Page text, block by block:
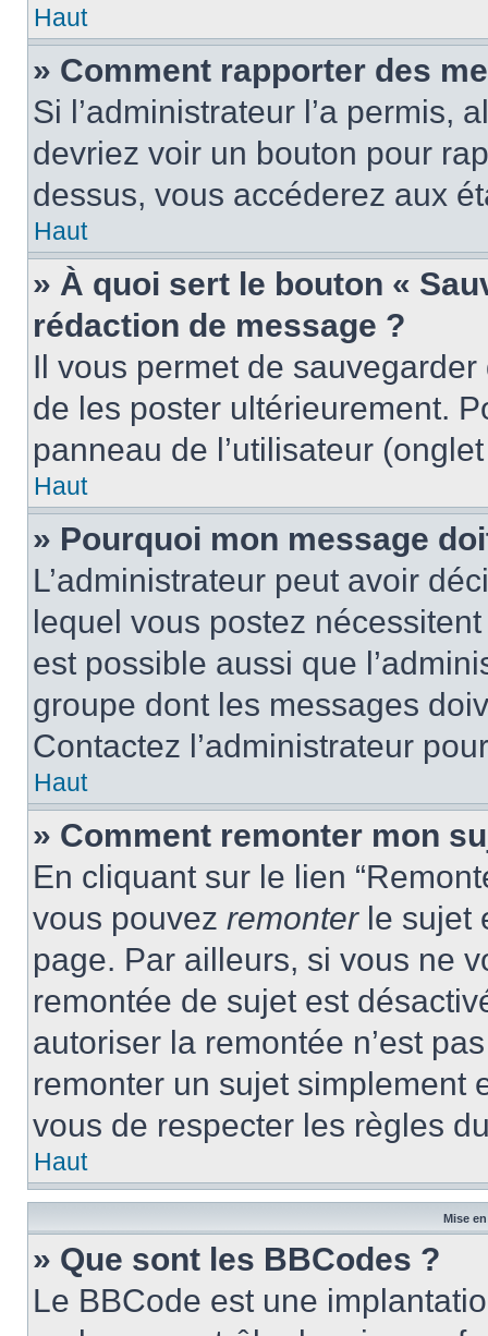
Haut
» Comment rapporter des
Si l’administrateur l’a permis,
devriez voir un bouton pour
dessus, vous accéderez aux
Haut
» À quoi sert le bouton «
rédaction de message ?
Il vous permet de
de les poster ultérieurement.
panneau de l’utilisateur
Haut
» Pourquoi mon message
L’administrateur peut avoir
lequel vous postez
est possible aussi que
groupe dont les messages
Contactez l’administrateur
Haut
» Comment remonter mon
En cliquant sur le lien
vous pouvez remonterle sujet
page. Par ailleurs, si vous ne
remontée de sujet est
autoriser la remontée n’est
remonter un sujet simplement
vous de respecter les règles
Haut
Mise
» Que sont les BBCodes ?
Le BBCode est une